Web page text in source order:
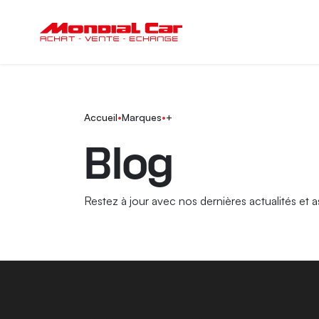
Accueil•Marques•+
Blog
Restez à jour avec nos dernières actualités et